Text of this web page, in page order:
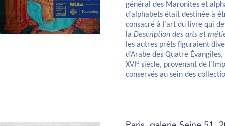
général des Maronites et
d’alphabets était destinée à
consacré à l’art du livre qui
la Description des arts et
les autres prêts figuraient
d’Arabe des Quatre
XVIe siècle, provenant de
conservés au sein des